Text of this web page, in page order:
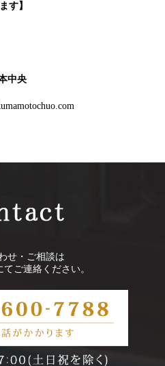
す】
中央
せ・ご相談は
ご連絡ください。